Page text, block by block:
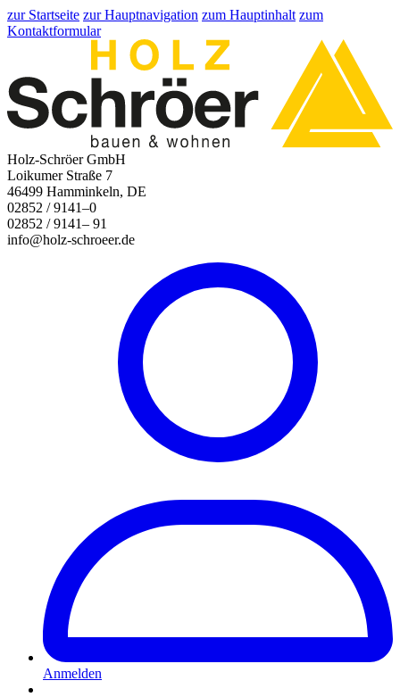
zur Startseite zur Hauptnavigation zum Hauptinhalt zum
Kontaktformular
Holz-Schröer GmbH
Loikumer Straße 7
46499 Hamminkeln, DE
02852 / 9141–0
02852 / 9141– 91
info@holz-schroeer.de
Anmelden